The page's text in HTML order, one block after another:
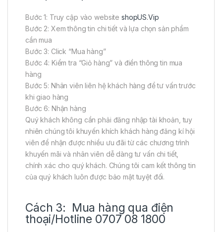
Bước 1: Truy cập vào website shopUS.Vip
Bước 2: Xem thông tin chi tiết và lựa chọn sản phẩm
cần mua
Bước 3: Click “Mua hàng”
Bước 4: Kiểm tra “Giỏ hàng” và điền thông tin mua
hàng
Bước 5: Nhân viên liên hệ khách hàng để tư vấn trước
khi giao hàng
Bước 6: Nhận hàng
Quý khách không cần phải đăng nhập tài khoản, tuy
nhiên chúng tôi khuyến khích khách hàng đăng kí hội
viên để nhận được nhiều ưu đãi từ các chương trình
khuyến mãi và nhân viên dễ dàng tư vấn chi tiết,
chính xác cho quý khách. Chúng tôi cam kết thông tin
của quý khách luôn được bảo mật tuyệt đối.
Cách 3: Mua hàng qua điện
thoại/Hotline 0707 08 1800